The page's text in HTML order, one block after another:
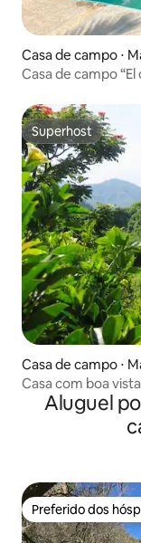
Casa de campo ⋅
Casa de campo “El
Superhost
Superhost
Casa de campo ⋅
Casa com boa
Aluguel
Preferido dos
Preferido dos